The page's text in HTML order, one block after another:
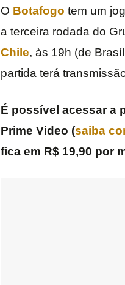
O Botafogo tem um
a terceira rodada do
Chile, às 19h (de
partida terá
É possível acessar a
Prime Video (saiba
fica em R$ 19,90 por